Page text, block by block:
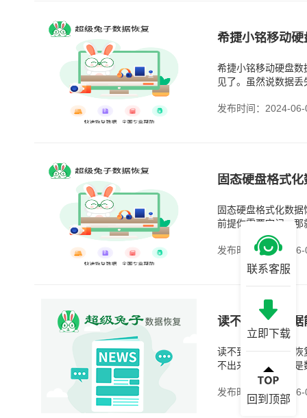
希捷小铭移动
希捷小铭移动硬盘
见了。虽然说数据
发布时间：2024-06-
固态硬盘格式
固态硬盘格式化数
前提你需要牢记，
何新的数据了。你
发布时间：2024-06-
读不到硬盘数
读不到硬盘数据能恢
不出来，很慌，要是
可能是硬盘松动了
发布时间：2024-06-
联系客服
立即下载
回到顶部